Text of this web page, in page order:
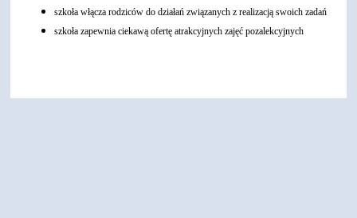
szkoła włącza rodziców do działań związanych z realizacją swoich zadań
szkoła zapewnia ciekawą ofertę atrakcyjnych zajęć pozalekcyjnych